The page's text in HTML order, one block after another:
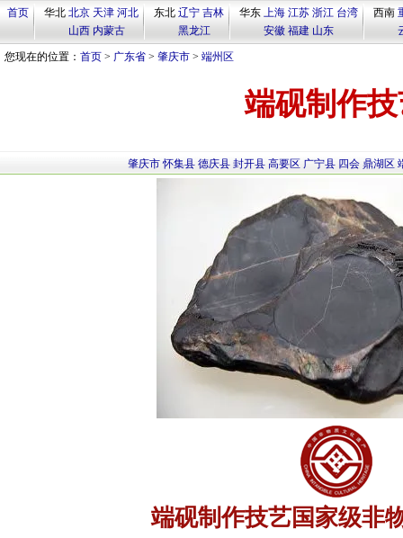
首页 华北 北京 天津 河北
山西 内蒙古
东北 辽宁 吉林
黑龙江
华东 上海 江苏 浙江 台湾
安徽 福建 山东
西南
您现在的位置： 首页 > 广东省 > 肇庆市 > 端州区
端砚制作
肇庆市 怀集县 德庆县 封开县 高要区 广宁县 四会 鼎湖区
端砚制作技艺国家级非